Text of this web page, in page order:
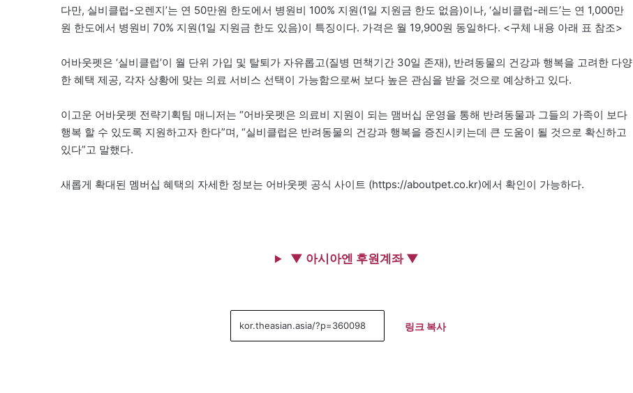
다만, 실비클럽-오렌지’는 연 50만원 한도에서 병원비 100% 지원(1일 지원금 한도 없음)이나, ‘실비클럽-레드’는 연 1,000만
원 한도에서 병원비 70% 지원(1일 지원금 한도 있음)이 특징이다. 가격은 월 19,900원 동일하다. <구체 내용 아래 표 참조>
어바웃펫은 ‘실비클럽’이 월 단위 가입 및 탈퇴가 자유롭고(질병 면책기간 30일 존재), 반려동물의 건강과 행복을 고려한 다양
한 혜택 제공, 각자 상황에 맞는 의료 서비스 선택이 가능함으로써 보다 높은 관심을 받을 것으로 예상하고 있다.
이고운 어바웃펫 전략기획팀 매니저는 “어바웃펫은 의료비 지원이 되는 맴버십 운영을 통해 반려동물과 그들의 가족이 보다
행복 할 수 있도록 지원하고자 한다”며, “실비클럽은 반려동물의 건강과 행복을 증진시키는데 큰 도움이 될 것으로 확신하고
있다”고 말했다.
새롭게 확대된 멤버십 혜택의 자세한 정보는 어바웃펫 공식 사이트 (https://aboutpet.co.kr)에서 확인이 가능하다.
▼ 아시아엔 후원계좌 ▼
링크 복사